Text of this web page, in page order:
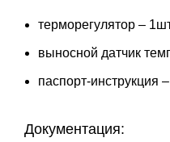
терморегулятор –
выносной датчик
паспорт-инструкция
Документация: